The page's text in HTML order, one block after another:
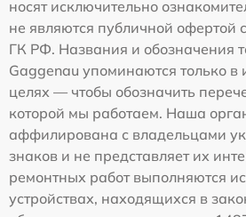
носят исключительно
не являются публичной офертой
ГК РФ. Названия и обозначения
Gaggenau упоминаются только
целях — чтобы обозначить
которой мы работаем. Наша
аффилирована с владельцами
знаков и не представляет их
ремонтных работ выполняются
устройствах, находящихся в